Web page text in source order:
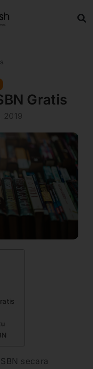
Gratis
2019
secara